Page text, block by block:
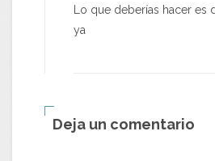
Lo que deberías hacer es
ya
Deja un comentario